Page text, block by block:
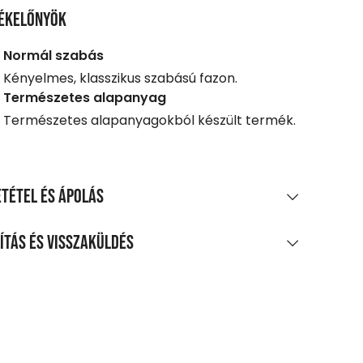
Normál szabás
Kényelmes, klasszikus szabású fazon.
Természetes alapanyag
Természetes alapanyagokból készült termék.
és ápolás
és visszaküldés